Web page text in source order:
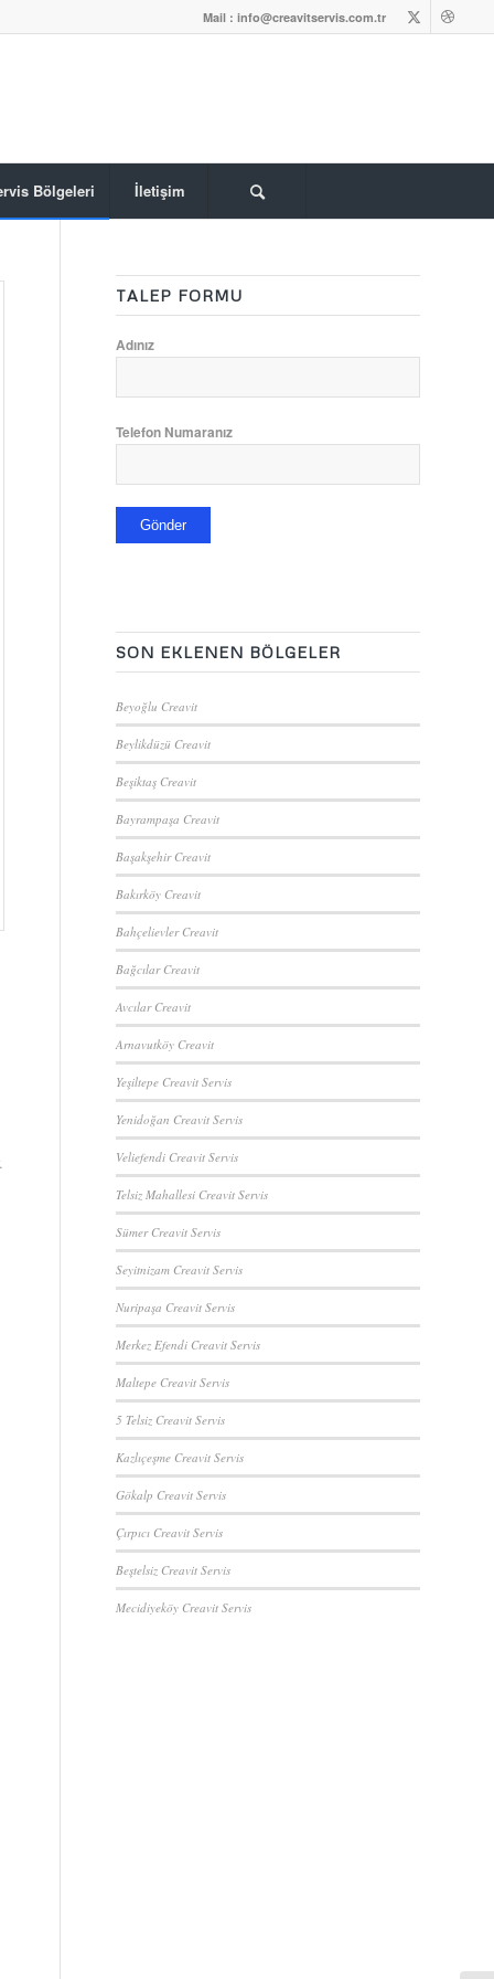
Mail : info@creavitservis.com.tr
Bölgeleri İletişim
TALEP FORMU
Adınız
Telefon Numaranız
SON EKLENEN BÖLGELER
Beyoğlu Creavit
Beylikdüzü Creavit
Beşiktaş Creavit
Bayrampaşa Creavit
Başakşehir Creavit
Bakırköy Creavit
Bahçelievler Creavit
Bağcılar Creavit
Avcılar Creavit
Arnavutköy Creavit
Yeşiltepe Creavit Servis
Yenidoğan Creavit Servis
Veliefendi Creavit Servis
Telsiz Mahallesi Creavit Servis
Sümer Creavit Servis
Seyitnizam Creavit Servis
Nuripaşa Creavit Servis
Merkez Efendi Creavit Servis
Maltepe Creavit Servis
5 Telsiz Creavit Servis
Kazlıçeşme Creavit Servis
Gökalp Creavit Servis
Çırpıcı Creavit Servis
Beştelsiz Creavit Servis
Mecidiyeköy Creavit Servis